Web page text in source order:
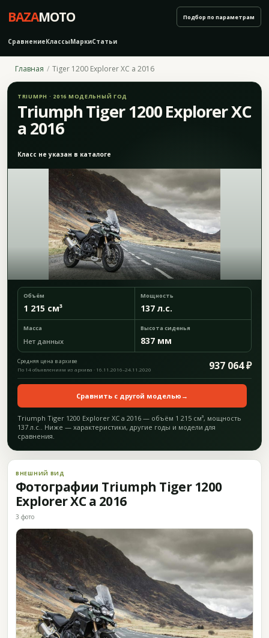
BAZAMOTO
СравнениеКлассыМаркиСтатьи
Подбор по параметрам
Главная Tiger 1200 Explorer XC a 2016
TRIUMPH · 2016 МОДЕЛЬНЫЙ ГОД
Triumph Tiger 1200 Explorer XC
a 2016
Класс не указан в каталоге
Объём
1 215 см³
Мощность
137 л.с.
Масса
Нет данных
Высота сиденья
837 мм
Средняя цена в архиве 937 064 ₽
По 14 объявлениям из архива · 16.11.2016–24.11.2020
Сравнить с другой моделью →
Triumph Tiger 1200 Explorer XC a 2016 — объём 1 215 см³, мощность
137 л.с.. Ниже — характеристики, другие годы и модели для
сравнения.
ВНЕШНИЙ ВИД
Фотографии Triumph Tiger 1200
Explorer XC a 2016
3 фото